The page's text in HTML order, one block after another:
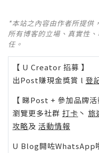
*本站之內容由作者所提供
所有博客的立場、真實性
任。
【 U Creator 招募 】
出Post賺現金獎賞 l 登
【 睇Post + 參加品牌活
瀏覽更多社群 打卡 丶 旅
攻略及 活動情報
U Blog開咗WhatsApp